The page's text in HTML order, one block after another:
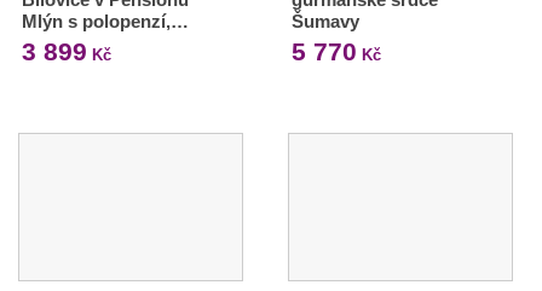
Mlýn s polopenzí,…
3 899 Kč
Šumavy
5 770 Kč